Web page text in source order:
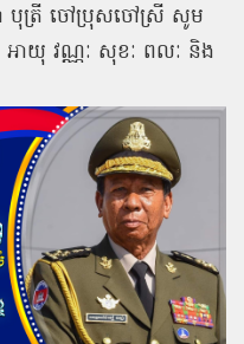
បុត្រី ចៅប្រុសចៅស្រី សូម
អាយុ វណ្ណៈ សុខៈ ពលៈ និង